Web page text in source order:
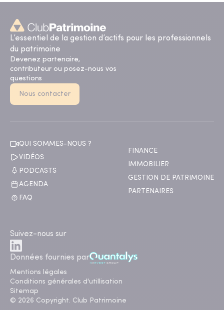
L’essentiel de la gestion d’actifs pour les professionnels
du patrimoine
Devenez partenaire,
contributeur ou posez-nous vos
questions
Nous contacter
QUI SOMMES-NOUS ?
VIDÉOS
PODCASTS
AGENDA
FAQ
FINANCE
IMMOBILIER
GESTION DE PATRIMOINE
PARTENAIRES
Suivez-nous sur
Données fournies par
Mentions légales
Conditions générales d'utillisation
Sitemap
© 2026 Copyright. Club Patrimoine